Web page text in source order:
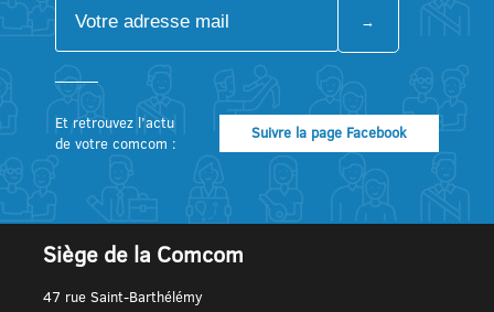
Et retrouvez l’actu
de votre comcom :
Suivre la page Facebook
Siège de la Comcom
47 rue Saint-Barthélémy